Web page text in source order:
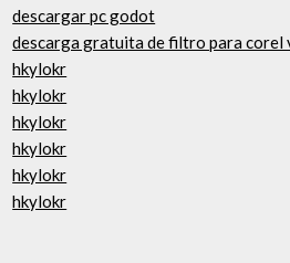
descargar pc godot
descarga gratuita de filtro para corel
hkylokr
hkylokr
hkylokr
hkylokr
hkylokr
hkylokr